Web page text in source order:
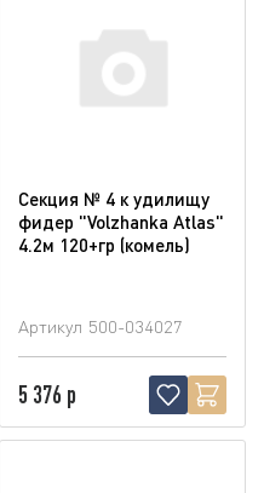
Секция № 4 к удилищу
фидер "Volzhanka Atlas"
4.2м 120+гр (комель)
Артикул 500-034027
5 376 р